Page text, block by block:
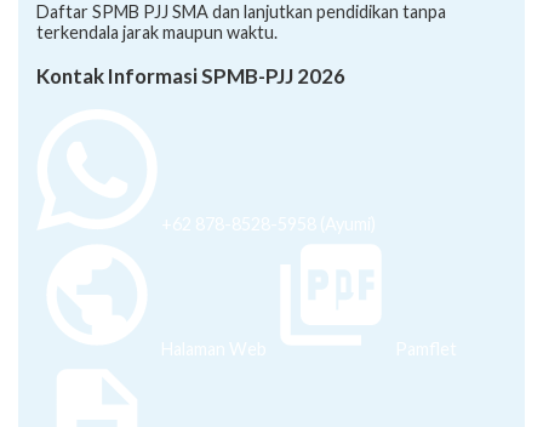
Daftar SPMB PJJ SMA dan lanjutkan pendidikan tanpa
terkendala jarak maupun waktu.
Kontak Informasi SPMB-PJJ 2026
+62 878-8528-5958 (Ayumi)
Halaman Web Pamflet